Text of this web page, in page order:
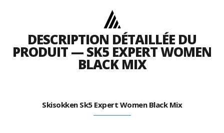
DESCRIPTION DÉTAILLÉE DU
PRODUIT — SK5 EXPERT WOMEN
BLACK MIX
Skisokken Sk5 Expert Women Black Mix